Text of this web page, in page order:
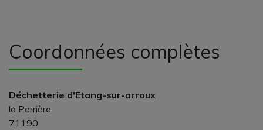
Coordonnées complètes
Déchetterie d'Etang-sur-arroux
la Perrière
71190